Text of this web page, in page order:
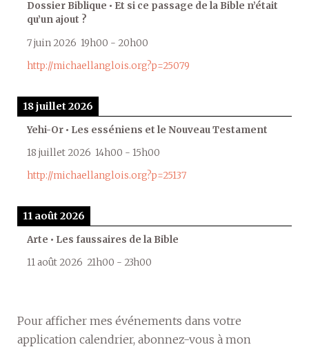
Dossier Biblique • Et si ce passage de la Bible n’était
qu’un ajout ?
7 juin 2026 19h00 - 20h00
http://michaellanglois.org?p=25079
18 juillet 2026
Yehi-Or • Les esséniens et le Nouveau Testament
18 juillet 2026 14h00 - 15h00
http://michaellanglois.org?p=25137
11 août 2026
Arte • Les faussaires de la Bible
11 août 2026 21h00 - 23h00
Pour afficher mes événements dans votre
application calendrier, abonnez-vous à mon